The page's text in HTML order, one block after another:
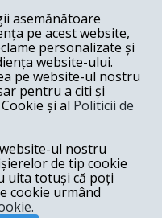
politic
falsă a
fapt, ascunde
unor caste.
românilor
care lansează
care deranjează un
moment.
asemănătoare
pe acest website,
personalizate și
website-ului.
pe website-ul nostru
pentru a citi și
și al Politicii de
ul nostru
de tip cookie
uita totuși că poți
cookie urmând